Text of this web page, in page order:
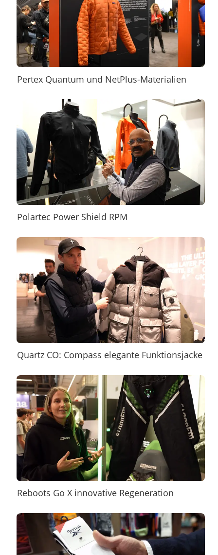
Pertex Quantum und NetPlus-Materialien
Polartec Power Shield RPM
Quartz CO: Compass elegante Funktionsjacke
Reboots Go X innovative Regeneration